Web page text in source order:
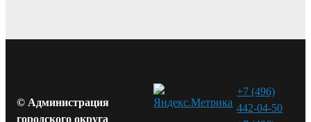
© Администрация
городского округа
+7 (496)
442-04-50